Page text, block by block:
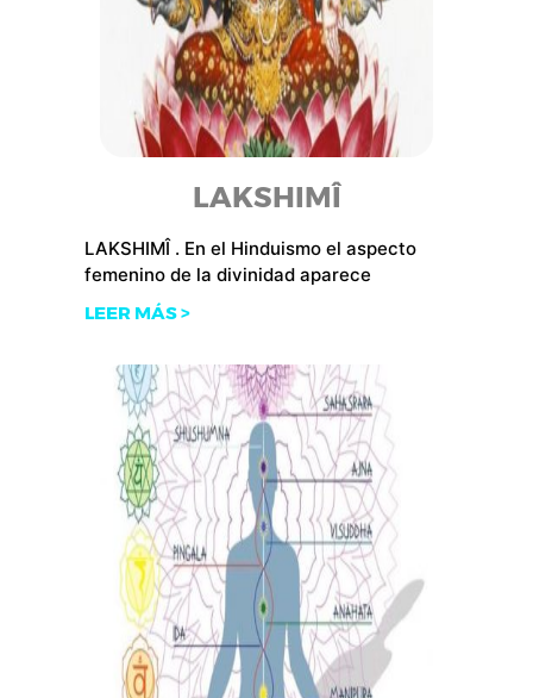
LAKSHIMÎ
LAKSHIMÎ . En el Hinduismo el aspecto
femenino de la divinidad aparece
LEER MÁS >